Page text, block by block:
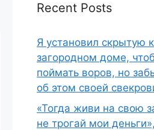
Recent Posts
Я установил скрытую
загородном доме,
поймать воров, но
об этом своей
«Тогда живи на свою
не трогай мои